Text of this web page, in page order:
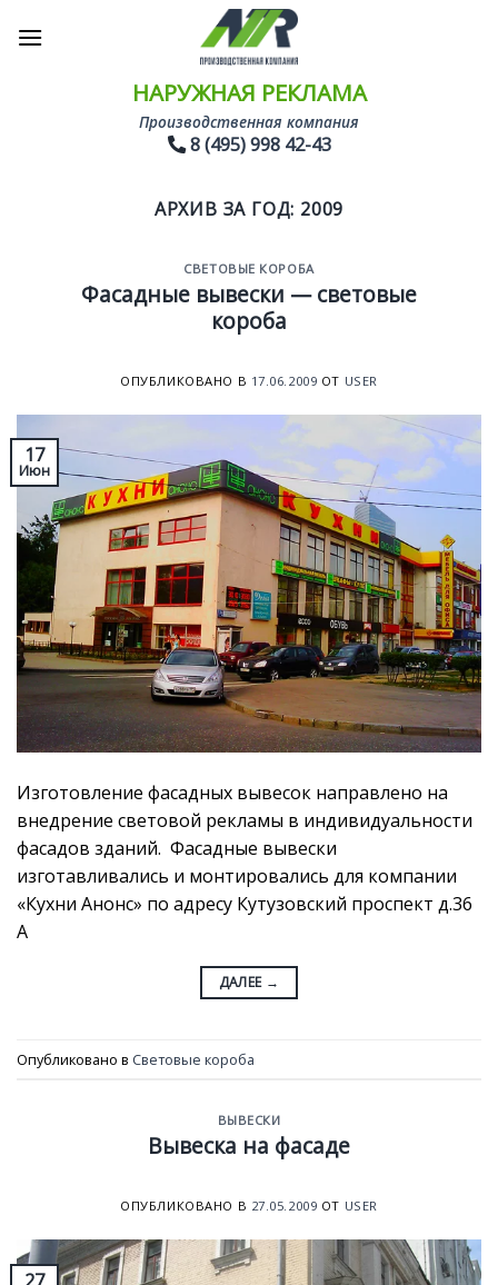
НАРУЖНАЯ РЕКЛАМА
Производственная компания
8 (495) 998 42-43
АРХИВ ЗА ГОД: 2009
СВЕТОВЫЕ КОРОБА
Фасадные вывески — световые
короба
ОПУБЛИКОВАНО В 17.06.2009 ОТ USER
17
Июн
Изготовление фасадных вывесок направлено на
внедрение световой рекламы в индивидуальности
фасадов зданий. Фасадные вывески
изготавливались и монтировались для компании
«Кухни Анонс» по адресу Кутузовский проспект д.36
А
ДАЛЕЕ →
Опубликовано в Световые короба
ВЫВЕСКИ
Вывеска на фасаде
ОПУБЛИКОВАНО В 27.05.2009 ОТ USER